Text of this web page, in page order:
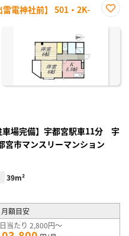
電神社前】 501・2K-
に入
車場完備】宇都宮駅車11分 宇
宮市マンスリーマンション
39m²
月額目安
当たり 2,800円～